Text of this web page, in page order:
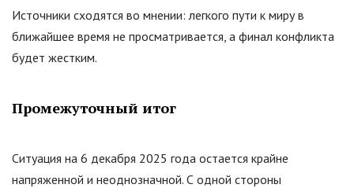
Источники сходятся во мнении: легкого пути к миру в
ближайшее время не просматривается, а финал конфликта
будет жестким.
Промежуточный итог
Ситуация на 6 декабря 2025 года остается крайне
напряженной и неоднозначной. С одной стороны